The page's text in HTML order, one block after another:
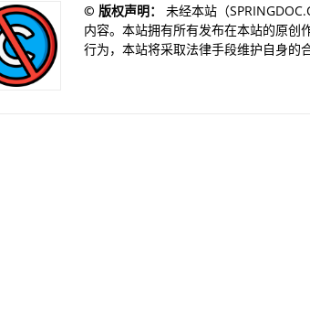
©️ 版权声明：
未经本站（
内容。本站拥有所有发布在本站的原创
行为，本站将采取法律手段维护自身的